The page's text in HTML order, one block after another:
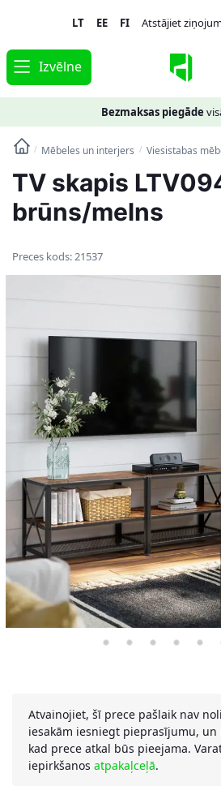
navigation
content
LT EE FI Atstājiet
Izvēlne
Bezmaksas piegāde
/ Mēbeles un interjers / Viesistabas
TV skapis
brūns/melns
Preces kods:21537
Atvainojiet, šī prece pašlaik nav
iesakām iesniegt pieprasījumu,
kad prece atkal būs pieejama.
iepirkšanos atpakaļceļā.